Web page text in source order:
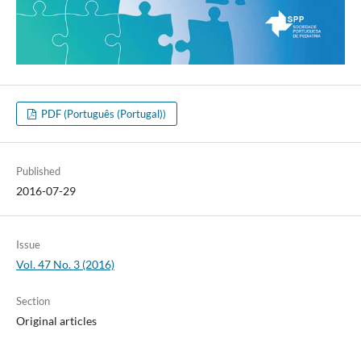
PDF (Português (Portugal))
Published
2016-07-29
Issue
Vol. 47 No. 3 (2016)
Section
Original articles